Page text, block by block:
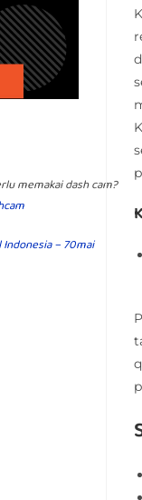
memakai dash cam?
– 70mai